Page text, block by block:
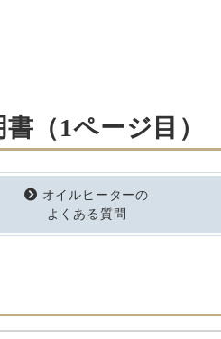
（1ページ目）
オイルヒーターの
よくある質問